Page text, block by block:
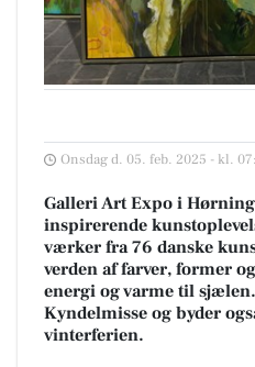
Onsdag d. 05. feb. 2025 - kl.
Galleri Art Expo i
inspirerende
værker fra 76 danske
verden af farver, former
energi og varme til
Kyndelmisse og byder
vinterferien.